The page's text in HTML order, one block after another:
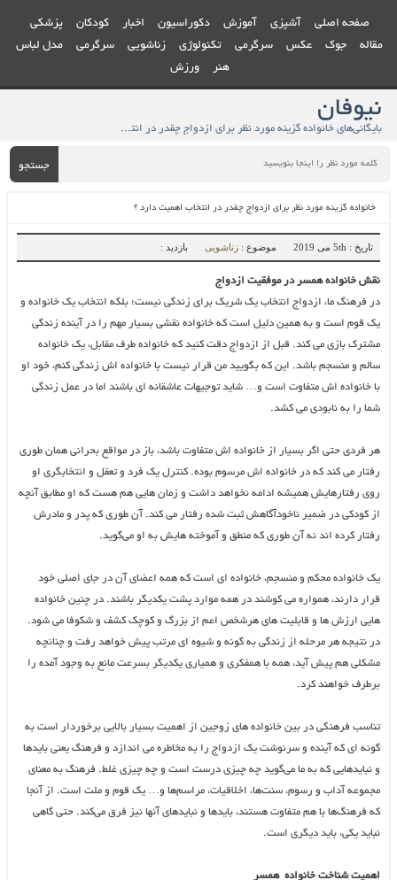
صفحه اصلی آشپزی آموزش دکوراسیون اخبار کودکان
پزشکی
مقاله
جوک عکس سرگرمی تکنولوژی زناشویی سرگرمی
مدل لباس
هنر
ورزش
نیوفان
بایگانی‌های خانواده گزینه مورد نظر برای ازدواج چقدر در انتخاب اهمیت دارد ؟ - نیوفان
جستجو
خانواده گزینه مورد نظر برای ازدواج چقدر در انتخاب اهمیت دارد ؟
تاریخ : 5th می 2019 موضوع : زناشویی بازدید :
نقش خانواده همسر در موفقیت ازدواج
در فرهنگ ما، ازدواج انتخاب یک شریک برای زندگی نیست؛ بلکه انتخاب یک خانواده و
یک قوم است و به همین دلیل است که خانواده نقشی بسیار مهم را در آینده زندگی
مشترک بازی می کند. قبل از ازدواج دقت کنید که خانواده طرف مقابل، یک خانواده
سالم و منسجم باشد. این که بگویید من قرار نیست با خانواده اش زندگی کنم، خود او
با خانواده اش متفاوت است و… شاید توجیهات عاشقانه ای باشند اما در عمل زندگی
شما را به نابودی می کشد.
هر فردی حتی اگر بسیار از خانواده اش متفاوت باشد، باز در مواقع بحرانی همان طوری
رفتار می کند که در خانواده اش مرسوم بوده. کنترل یک فرد و تعقل و انتخابگری او
روی رفتارهایش همیشه ادامه نخواهد داشت و زمان هایی هم هست که او مطابق آنچه
از کودکی در ضمیر ناخودآگاهش ثبت شده رفتار می کند. آن طوری که پدر و مادرش
رفتار کرده اند نه آن طوری که منطق و آموخته هایش به او می‌گوید.
یک خانواده محکم و منسجم، خانواده ای است که همه اعضای آن در جای اصلی خود
قرار دارند، همواره می کوشند در همه موارد پشت یکدیگر باشند. در چنین خانواده
هایی ارزش ها و قابلیت های هرشخص اعم از بزرگ و کوچک کشف و شکوفا می شود.
در نتیجه هر مرحله از زندگی به گونه و شیوه ای مرتب پیش خواهد رفت و چنانچه
مشکلی هم پیش آید، همه با همفکری و همیاری یکدیگر بسرعت مانع به وجود آمده را
برطرف خواهند کرد.
تناسب فرهنگی در بین خانواده های زوجین از اهمیت بسیار بالایی برخوردار است به
گونه ای که آینده و سرنوشت یک ازدواج را به مخاطره می اندازد و فرهنگ یعنی بایدها
و نبایدهایی که به ما می‌گوید چه چیزی درست است و چه چیزی غلط. فرهنگ به ‌معنای
مجموعه آداب و رسوم، سنت‌ها، اخلاقیات، مراسم‌ها و… یک قوم و ملت است. از آنجا
که فرهنگ‌ها با هم متفاوت هستند، بایدها و نبایدهای آنها نیز فرق می‌کند. حتی گاهی
نباید یکی، باید دیگری است.
اهمیت شناخت خانواده همسر